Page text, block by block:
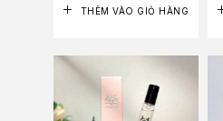
THÊM VÀO GIỎ HÀNG